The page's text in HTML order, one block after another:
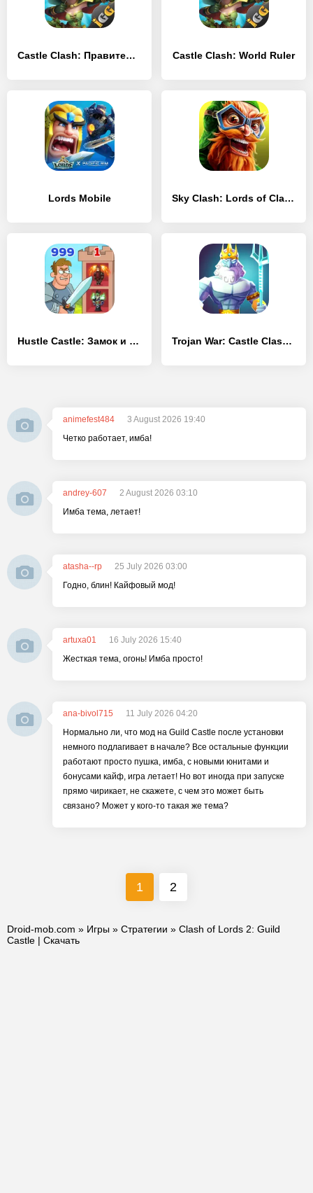
Castle Clash: Правитель мира Castle Clash: World Ruler
Lords Mobile Sky Clash: Lords of Clans 3D
Hustle Castle: Замок и рыцари Trojan War: Castle Clash Cards
animefest484
3 August 2026 19:40
Четко работает, имба!
andrey-607
2 August 2026 03:10
Имба тема, летает!
atasha--rp
25 July 2026 03:00
Годно, блин! Кайфовый мод!
artuxa01
16 July 2026 15:40
Жесткая тема, огонь! Имба просто!
ana-bivol715
11 July 2026 04:20
Нормально ли, что мод на Guild Castle после установки
немного подлагивает в начале? Все остальные функции
работают просто пушка, имба, с новыми юнитами и
бонусами кайф, игра летает! Но вот иногда при запуске
прямо чирикает, не скажете, с чем это может быть
связано? Может у кого-то такая же тема?
1 2
Droid-mob.com » Игры » Стратегии » Clash of Lords 2: Guild
Castle | Скачать